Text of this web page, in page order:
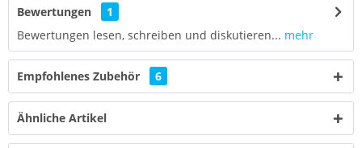
Bewertungen
1
Bewertungen lesen, schreiben und diskutieren... mehr
Empfohlenes Zubehör 6
Ähnliche Artikel